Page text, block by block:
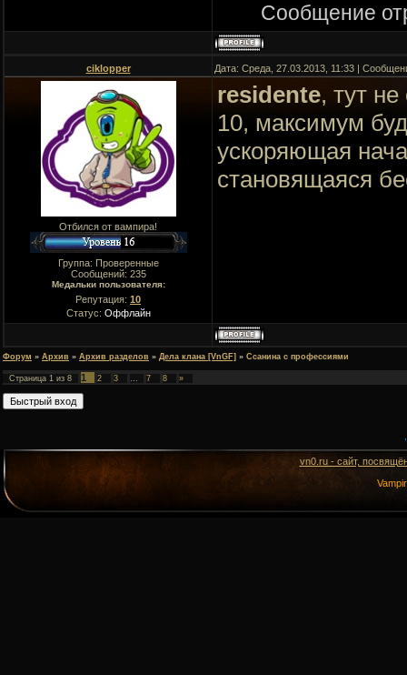
Сообщение
ciklopper Дата: Среда, 27.03.2013, 11:33 |
Отбился от вампира!
Группа: Проверенные
Сообщений: 235
Медальки пользователя:
Репутация: 10
Статус: Оффлайн
residente, тут
10, максимум
ускоряющая
становящаяся
Форум » Архив » Архив разделов » Дела клана [VnGF] » Ссанина с профессиями
Страница 1 из 8 1 2 3 … 7 8 »
vn0.ru - сайт,